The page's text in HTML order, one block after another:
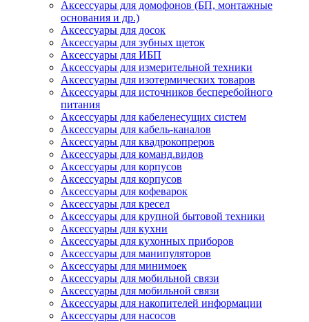
Аксессуары для домофонов (БП, монтажные
основания и др.)
Аксессуары для досок
Аксессуары для зубных щеток
Аксессуары для ИБП
Аксессуары для измерительной техники
Аксессуары для изотермических товаров
Аксессуары для источников бесперебойного
питания
Аксессуары для кабеленесущих систем
Аксессуары для кабель-каналов
Аксессуары для квадрокопреров
Аксессуары для команд.видов
Аксессуары для корпусов
Аксессуары для корпусов
Аксессуары для кофеварок
Аксессуары для кресел
Аксессуары для крупной бытовой техники
Аксессуары для кухни
Аксессуары для кухонных приборов
Аксессуары для манипуляторов
Аксессуары для минимоек
Аксессуары для мобильной связи
Аксессуары для мобильной связи
Аксессуары для накопителей информации
Аксессуары для насосов